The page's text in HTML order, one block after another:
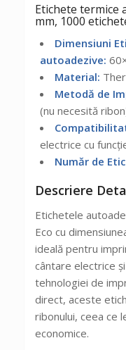
Etichete termice
mm, 1000
Dimensiuni
autoadezive:
Material:
Metodă de
(nu necesită
electrice cu
Număr de
Descriere
Etichetele
Eco cu
ideală pentru
cântare electrice
tehnologiei de
direct, aceste
ribonului, ceea ce
economice.